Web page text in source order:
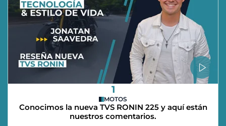
1
MOTOS
Conocimos la nueva TVS RONIN 225 y aquí están
nuestros comentarios.